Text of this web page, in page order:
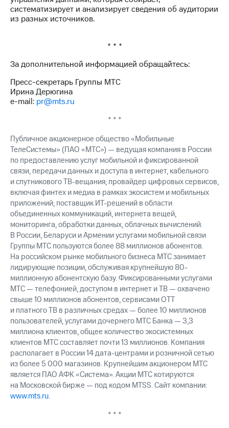
систематизирует и анализирует сведения об аудитории
из разных источников.
* * *
За дополнительной информацией обращайтесь:
Пресс-секретарь Группы МТС
Ирина Дерюгина
e-mail: pr@mts.ru
* * *
Публичное акционерное общество «Мобильные
ТелеСистемы» (ПАО «МТС») — ведущая компания в России
по предоставлению услуг мобильной и фиксированной
связи, передачи данных и доступа в интернет, кабельного
и спутникового ТВ-вещания; провайдер цифровых сервисов,
включая финтех и медиа в рамках экосистем и мобильных
приложений; поставщик ИТ-решений в области
объединенных коммуникаций, интернета вещей,
мониторинга, обработки данных, облачных вычислений.
В России, Беларуси и Армении услугами мобильной связи
Группы МТС пользуются более 88 миллионов абонентов.
На российском рынке мобильного бизнеса МТС занимает
лидирующие позиции, обслуживая крупнейшую 80-
миллионную абонентскую базу. Фиксированными услугами
МТС — телефонией, доступом в интернет и ТВ — охвачено
свыше 10 миллионов абонентов, сервисами OTT
и платного ТВ в различных средах — более 10 миллионов
пользователей, услугами дочернего МТС Банка — 3,3
миллиона клиентов, общее количество экосистемных
клиентов МТС составляет почти 13 миллионов. Компания
располагает в России 14 дата-центрами и розничной сетью
из более 5 000 магазинов. Крупнейшим акционером МТС
является ПАО АФК «Система». Акции МТС котируются
на Московской бирже — под кодом MTSS. Сайт компании:
www.mts.ru.
* * *